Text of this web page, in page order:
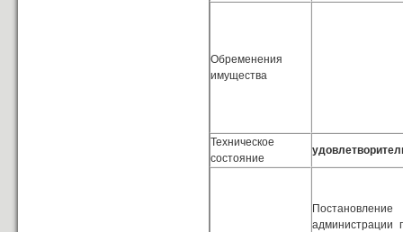
Обременения
имущества
Техническое
состояние
Постановление
администрации